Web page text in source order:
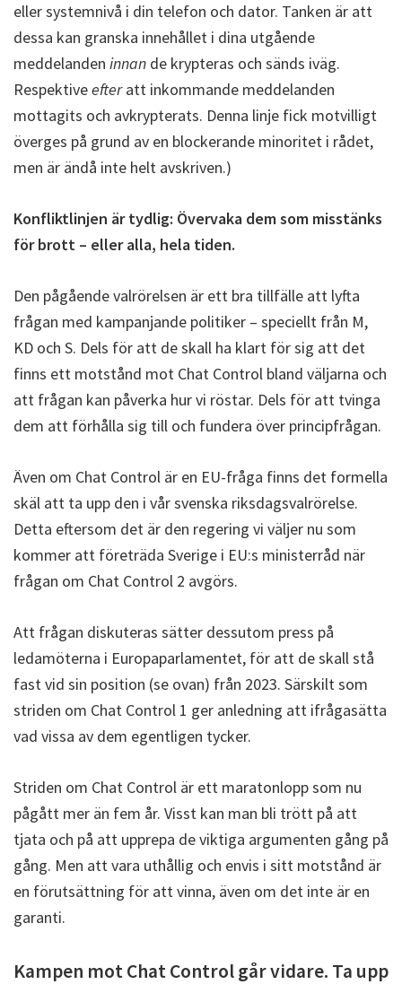
eller systemnivå i din telefon och dator. Tanken är att
dessa kan granska innehållet i dina utgående
meddelanden innan de krypteras och sänds iväg.
Respektiveefteratt inkommande meddelanden
mottagits och avkrypterats. Denna linje fick motvilligt
överges på grund av en blockerande minoritet i rådet,
men är ändå inte helt avskriven.)
Konfliktlinjen är tydlig: Övervaka dem som misstänks
för brott – eller alla, hela tiden.
Den pågående valrörelsen är ett bra tillfälle att lyfta
frågan med kampanjande politiker – speciellt från M,
KD och S. Dels för att de skall ha klart för sig att det
finns ett motstånd mot Chat Control bland väljarna och
att frågan kan påverka hur vi röstar. Dels för att tvinga
dem att förhålla sig till och fundera över principfrågan.
Även om Chat Control är en EU-fråga finns det formella
skäl att ta upp den i vår svenska riksdagsvalrörelse.
Detta eftersom det är den regering vi väljer nu som
kommer att företräda Sverige i EU:s ministerråd när
frågan om Chat Control 2 avgörs.
Att frågan diskuteras sätter dessutom press på
ledamöterna i Europaparlamentet, för att de skall stå
fast vid sin position (se ovan) från 2023. Särskilt som
striden om Chat Control 1 ger anledning att ifrågasätta
vad vissa av dem egentligen tycker.
Striden om Chat Control är ett maratonlopp som nu
pågått mer än fem år. Visst kan man bli trött på att
tjata och på att upprepa de viktiga argumenten gång på
gång. Men att vara uthållig och envis i sitt motstånd är
en förutsättning för att vinna, även om det inte är en
garanti.
Kampen mot Chat Control går vidare. Ta upp